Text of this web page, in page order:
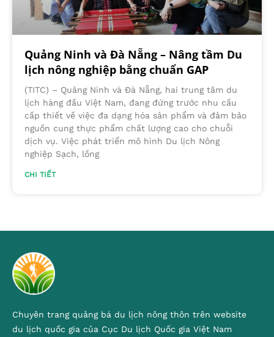
Quảng Ninh và Đà Nẵng – Nâng tầm Du
lịch nông nghiệp bằng chuẩn GAP
(TITC) – Quảng Ninh và Đà Nẵng, hai trung tâm du
lịch hàng đầu Việt Nam, đang đứng trước nhu cầu
cấp thiết về việc đa dạng hóa sản phẩm và đảm bảo
nguồn cung thực phẩm chất lượng cao cho chuỗi
dịch vụ. Việc phát triển mô hình Du lịch Nông
nghiệp Sạch, lồng
CHI TIẾT
Chuyên trang quảng bá du lịch nông thôn trên website
du lịch quốc gia của Cục Du lịch Quốc gia Việt Nam